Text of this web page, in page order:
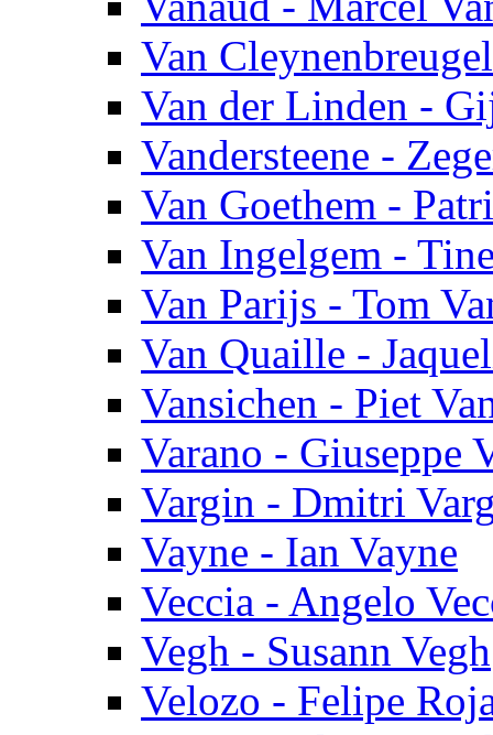
Van
Van der Linden -
Vandersteene -
Van Goethem -
Van Ingelgem -
Van Parijs - Tom
Van Quaille -
Vansichen - Piet
Varano - Giuseppe
Vargin - Dmitri
Vayne - Ian Vayne
Veccia - Angelo
Vegh - Susann Vegh
Velozo - Felipe